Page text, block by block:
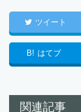
ツイート
B! はてブ
関連記事